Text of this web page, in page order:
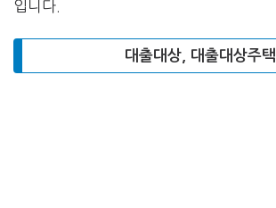
입니다.
대출대상, 대출대상주택